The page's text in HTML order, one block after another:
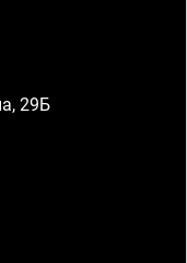
29Б